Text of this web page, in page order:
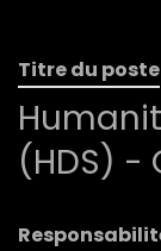
Titre du poste
(HDS) -